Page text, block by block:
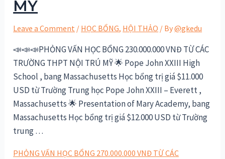
MỸ
Leave a Comment / HỌC BỔNG, HỘI THẢO / By@gkedu
📣📣📣PHỎNG VẤN HỌC BỔNG 230.000.000 VNĐ TỪ CÁC
TRƯỜNG THPT NỘI TRÚ MỸ 🌟 Pope John XXIII High
School , bang Massachusetts Học bổng trị giá $11.000
USD từ Trường Trung học Pope John XXIII – Everett ,
Massachusetts 🌟 Presentation of Mary Academy, bang
Massachusetts Học bổng trị giá $12.000 USD từ Trường
trung …
PHỎNG VẤN HỌC BỔNG 270.000.000 VNĐ TỪ CÁC